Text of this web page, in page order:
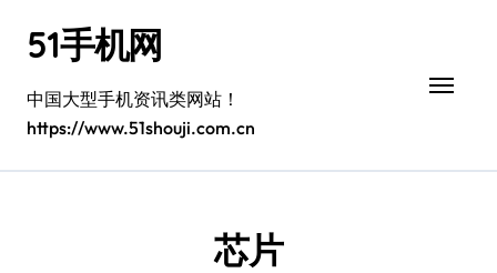
51手机网
中国大型手机资讯类网站！
https://www.51shouji.com.cn
芯片